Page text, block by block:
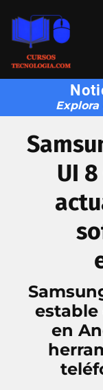
Explora
UI
estable
en